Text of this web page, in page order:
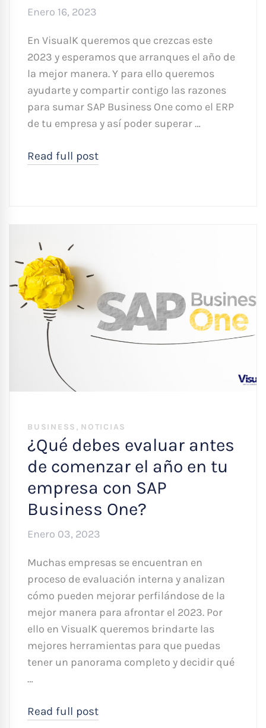
Enero 16, 2023
En VisualK queremos que crezcas este
2023 y esperamos que arranques el año de
la mejor manera. Y para ello queremos
ayudarte y compartir contigo las razones
para sumar SAP Business One como el ERP
de tu empresa y así poder superar …
Read full post
BUSINESS , NOTICIAS
¿Qué debes evaluar antes
de comenzar el año en tu
empresa con SAP
Business One?
Enero 03, 2023
Muchas empresas se encuentran en
proceso de evaluación interna y analizan
cómo pueden mejorar perfilándose de la
mejor manera para afrontar el 2023. Por
ello en VisualK queremos brindarte las
mejores herramientas para que puedas
tener un panorama completo y decidir qué
…
Read full post